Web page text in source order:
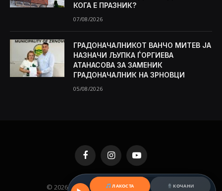
КОГА Е ПРАЗНИК?
07/08/2026
ГРАДОНАЧАЛНИКОТ ВАНЧО МИТЕВ ЈА
НАЗНАЧИ ЉУПКА ЃОРГИЕВА
АТАНАСОВА ЗА ЗАМЕНИК
ГРАДОНАЧАЛНИК НА ЗРНОВЦИ
05/08/2026
FacebookInstagramYouTube
© 2026 KAMENICA.MK. Designed by MKNET.
ЛАКОСТА КОЧАНИ